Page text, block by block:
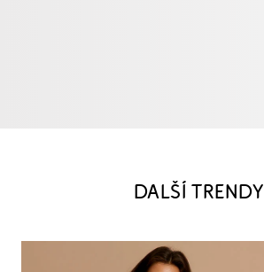
DALŠÍ TRENDY